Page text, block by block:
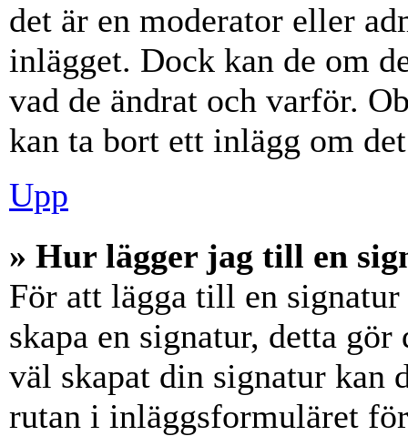
det är en moderator eller
inlägget. Dock kan de om
vad de ändrat och varför.
kan ta bort ett inlägg om
Upp
» Hur lägger jag till en
För att lägga till en
skapa en signatur, detta
väl skapat din signatur kan
rutan i inläggsformuläret